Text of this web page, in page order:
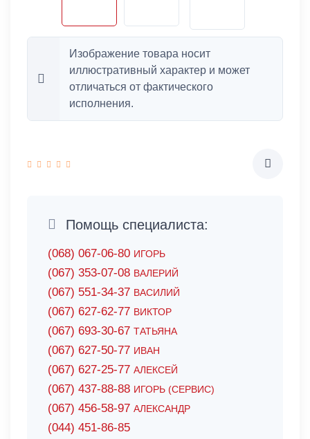
Изображение товара носит
иллюстративный характер и может
отличаться от фактического
исполнения.
Помощь специалиста:
(068) 067-06-80 ИГОРЬ
(067) 353-07-08 ВАЛЕРИЙ
(067) 551-34-37 ВАСИЛИЙ
(067) 627-62-77 ВИКТОР
(067) 693-30-67 ТАТЬЯНА
(067) 627-50-77 ИВАН
(067) 627-25-77 АЛЕКСЕЙ
(067) 437-88-88 ИГОРЬ (СЕРВИС)
(067) 456-58-97 АЛЕКСАНДР
(044) 451-86-85